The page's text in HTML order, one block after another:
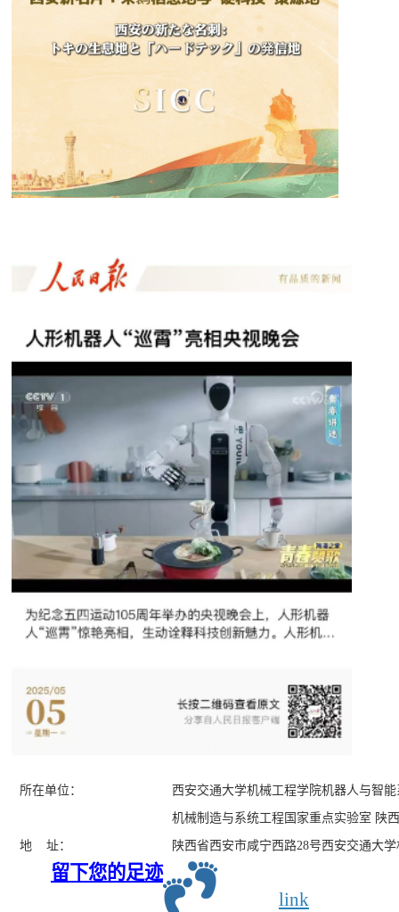
所在单位： 西安交通大学机械工程学院机器人与智
机械制造与系统工程国家重点实验室 陕
地 址： 陕西省西安市咸宁西路28号西安交通大
留下您的足迹
link